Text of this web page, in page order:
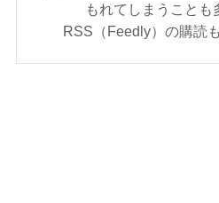
もれてしまうことも
RSS（Feedly）の購読